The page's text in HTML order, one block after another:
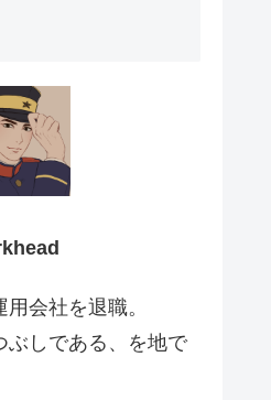
会社を退職。
ぶしである、を地で